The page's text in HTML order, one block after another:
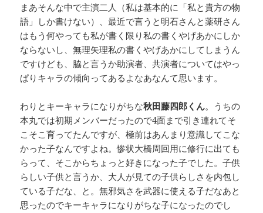
まあそんな中で主演二人（私は基本的に「私と貴方の物
語」しか書けない）、最近で言うと明石さんと薬研さん
はもう何やっても私が書く限り私の書くやげあかにしか
ならないし、無理矢理私の書くやげあかにしてしまうん
ですけども、脇と言うか助演者、共演者についてはやっ
ぱりキャラの傾向ってあるよなあなんて思います。
わりとキーキャラになりがちな秋田藤四郎くん。うちの
本丸では初期メンバーだったので4面まで引き連れてそ
こそこ育ってたんですが、極前はあんまり意識してこな
かった子なんですよね。惨状大橋周回用に修行に出ても
らって、そこからちょっと好きになった子でした。子供
らしい子供と言うか、大人が見ての子供らしさを内包し
ている子だな、と。無邪気さを武器に使える子だなあと
思ったのでキーキャラになりがちな子になったのでし